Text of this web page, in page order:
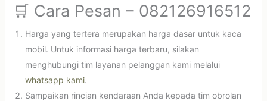
🛒 Cara Pesan – 082126916512
Harga yang tertera merupakan harga dasar untuk kaca
mobil. Untuk informasi harga terbaru, silakan
menghubungi tim layanan pelanggan kami melalui
whatsapp kami.
Sampaikan rincian kendaraan Anda kepada tim obrolan